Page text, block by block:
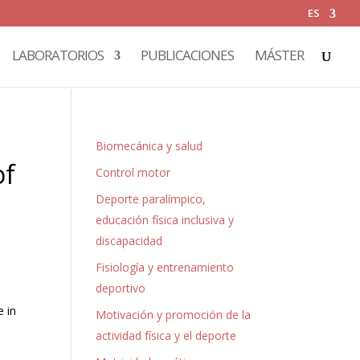
ES
LABORATORIOS PUBLICACIONES MÁSTER
in
Biomecánica y salud
Control motor
Deporte paralímpico,
educación física inclusiva y
discapacidad
Fisiología y entrenamiento
deportivo
Motivación y promoción de la
actividad física y el deporte